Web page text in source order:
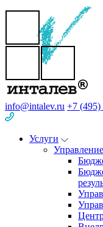
info@intalev.ru +7 (495)
Услуги